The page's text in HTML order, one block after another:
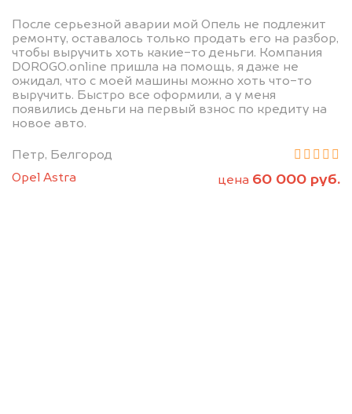
После серьезной аварии мой Опель не подлежит
ремонту, оставалось только продать его на разбор,
чтобы выручить хоть какие-то деньги. Компания
DOROGO.online пришла на помощь, я даже не
ожидал, что с моей машины можно хоть что-то
выручить. Быстро все оформили, а у меня
появились деньги на первый взнос по кредиту на
новое авто.
Петр, Белгород
Opel Astra
цена 60 000 руб.